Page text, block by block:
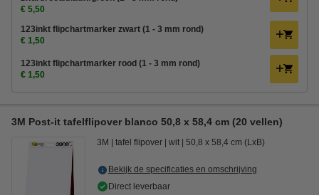
€ 5,50
123inkt flipchartmarker zwart (1 - 3 mm rond)
€ 1,50
123inkt flipchartmarker rood (1 - 3 mm rond)
€ 1,50
3M Post-it tafelflipover blanco 50,8 x 58,4 cm (20 vellen)
3M tafel flipover wit 50,8 x 58,4 cm (LxB)
Bekijk de specificaties en omschrijving
Direct leverbaar